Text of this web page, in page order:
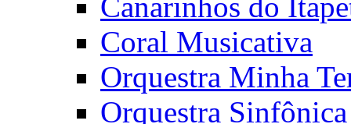
Coral Musicativa
Orquestra Minha
Orquestra